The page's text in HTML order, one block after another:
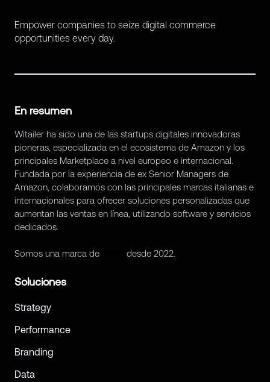
Empower companies to seize digital commerce
opportunities every day.
En resumen
Witailer ha sido una de las startups digitales innovadoras
pioneras, especializada en el ecosistema de Amazon y los
principales Marketplace a nivel europeo e internacional.
Fundada por la experiencia de ex Senior Managers de
Amazon, colaboramos con las principales marcas italianas e
internacionales para ofrecer soluciones personalizadas que
aumentan las ventas en línea, utilizando software y servicios
dedicados.
Somos una marca de desde 2022.
Soluciones
Strategy
Performance
Branding
Data